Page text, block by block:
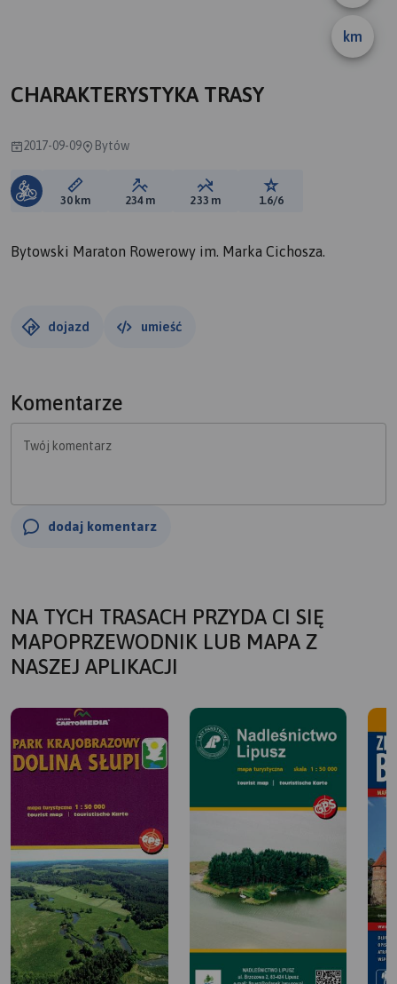
km
CHARAKTERYSTYKA TRASY
2017-09-09 Bytów
Długość trasy:
30 km Suma przewyższeń:
234 m Suma spadków:
233 m Ocena trasy:
1.6/6
Bytowski Maraton Rowerowy im. Marka Cichosza.
dojazd umieść
Komentarze
Twój komentarz
dodaj komentarz
NA TYCH TRASACH PRZYDA CI SIĘ
MAPOPRZEWODNIK LUB MAPA Z
NASZEJ APLIKACJI